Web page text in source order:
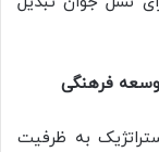
فرهنگی
به ظرفیت